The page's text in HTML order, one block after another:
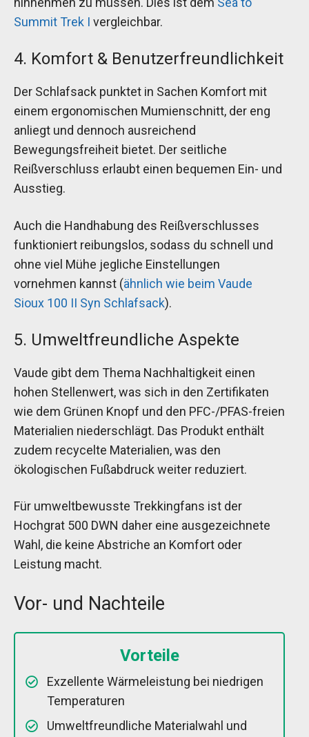
Summit Trek I vergleichbar.
4. Komfort & Benutzerfreundlichkeit
Der Schlafsack punktet in Sachen Komfort mit
einem ergonomischen Mumienschnitt, der eng
anliegt und dennoch ausreichend
Bewegungsfreiheit bietet. Der seitliche
Reißverschluss erlaubt einen bequemen Ein- und
Ausstieg.
Auch die Handhabung des Reißverschlusses
funktioniert reibungslos, sodass du schnell und
ohne viel Mühe jegliche Einstellungen
vornehmen kannst (ähnlich wie beim Vaude
Sioux 100 II Syn Schlafsack).
5. Umweltfreundliche Aspekte
Vaude gibt dem Thema Nachhaltigkeit einen
hohen Stellenwert, was sich in den Zertifikaten
wie dem Grünen Knopf und den PFC-/PFAS-freien
Materialien niederschlägt. Das Produkt enthält
zudem recycelte Materialien, was den
ökologischen Fußabdruck weiter reduziert.
Für umweltbewusste Trekkingfans ist der
Hochgrat 500 DWN daher eine ausgezeichnete
Wahl, die keine Abstriche an Komfort oder
Leistung macht.
Vor- und Nachteile
Vorteile
Exzellente Wärmeleistung bei niedrigen
Temperaturen
Umweltfreundliche Materialwahl und